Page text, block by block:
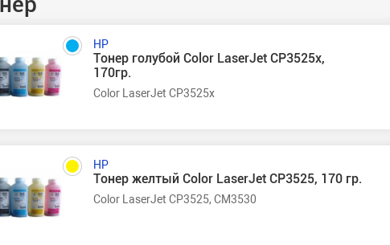
HP
Тонер голубой Color LaserJet CP3525x,
170гр.
Color LaserJet CP3525x
HP
Тонер желтый Color LaserJet CP3525, 170 гр.
Color LaserJet CP3525, CM3530